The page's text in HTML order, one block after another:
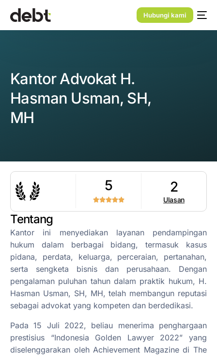
Hubungi kami
Kantor Advokat H.
Hasman Usman, SH,
MH
5 2
Ulasan
Tentang
Kantor ini menyediakan layanan pendampingan
hukum dalam berbagai bidang, termasuk kasus
pidana, perdata, keluarga, perceraian, pertanahan,
serta sengketa bisnis dan perusahaan. Dengan
pengalaman puluhan tahun dalam praktik hukum, H.
Hasman Usman, SH, MH, telah membangun reputasi
sebagai advokat yang kompeten dan berdedikasi.
Pada 15 Juli 2022, beliau menerima penghargaan
prestisius “Indonesia Golden Lawyer 2022” yang
diselenggarakan oleh Achievement Magazine di The